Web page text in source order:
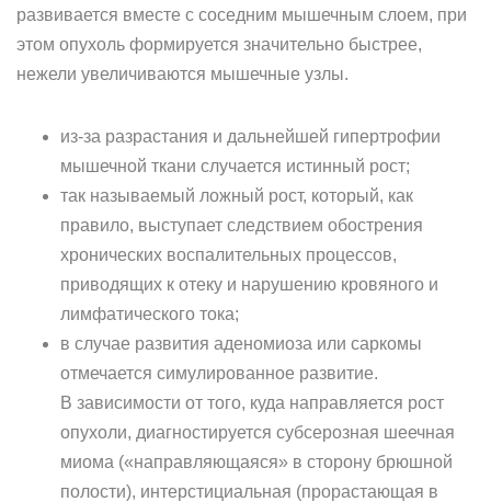
развивается вместе с соседним мышечным слоем, при
этом опухоль формируется значительно быстрее,
нежели увеличиваются мышечные узлы.
из-за разрастания и дальнейшей гипертрофии
мышечной ткани случается истинный рост;
так называемый ложный рост, который, как
правило, выступает следствием обострения
хронических воспалительных процессов,
приводящих к отеку и нарушению кровяного и
лимфатического тока;
в случае развития аденомиоза или саркомы
отмечается симулированное развитие.
В зависимости от того, куда направляется рост
опухоли, диагностируется субсерозная шеечная
миома («направляющаяся» в сторону брюшной
полости), интерстициальная (прорастающая в